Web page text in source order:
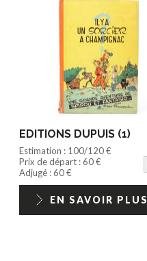
EDITIONS DUPUIS (1)
Estimation : 100/120 €
Prix de départ : 60 €
Adjugé : 60 €
EN SAVOIR PLUS